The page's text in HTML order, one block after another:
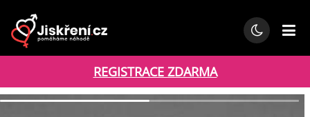
REGISTRACE ZDARMA